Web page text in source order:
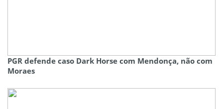
PGR defende caso Dark Horse com Mendonça, não com
Moraes